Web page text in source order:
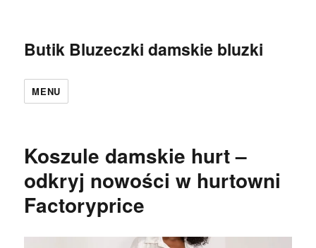
Butik Bluzeczki damskie bluzki
MENU
Koszule damskie hurt –
odkryj nowości w hurtowni
Factoryprice